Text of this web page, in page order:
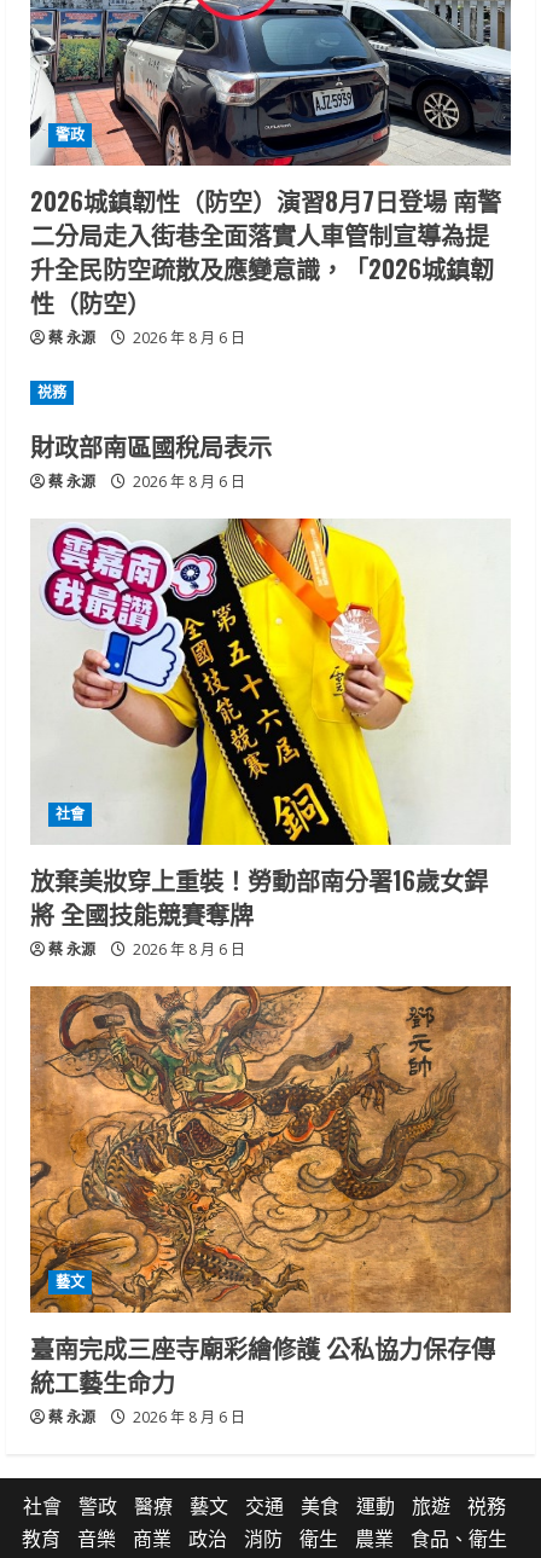
警政
2026城鎮韌性（防空）演習8月7日登場 南警
二分局走入街巷全面落實人車管制宣導為提
升全民防空疏散及應變意識，「2026城鎮韌
性（防空）
蔡 永源 2026 年 8 月 6 日
祱務
財政部南區國稅局表示
蔡 永源 2026 年 8 月 6 日
社會
放棄美妝穿上重裝！勞動部南分署16歲女銲
將 全國技能競賽奪牌
蔡 永源 2026 年 8 月 6 日
藝文
臺南完成三座寺廟彩繪修護 公私協力保存傳
統工藝生命力
蔡 永源 2026 年 8 月 6 日
社會 警政 醫療 藝文 交通 美食 運動 旅遊
祱務
教育
音樂 商業 政治 消防 衛生 農業 食品、衛生